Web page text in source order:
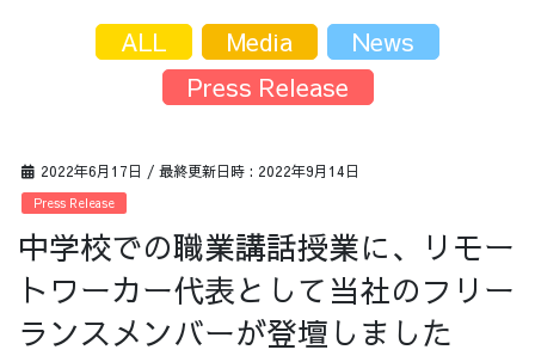
メンバー
サービス
採用情報
2022年6月17日 / 最終更新日時 : 2022年9月14日
Press Release
中学校での職業講話授業に、リモー
トワーカー代表として当社のフリー
ランスメンバーが登壇しました
ALL Media
News
Press Release